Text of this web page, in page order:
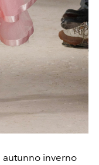
autunno inverno